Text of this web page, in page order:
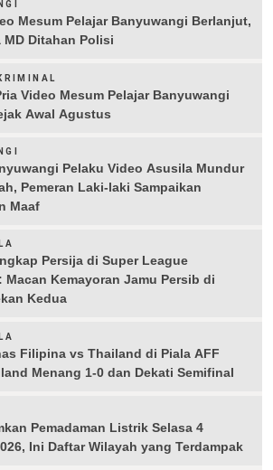
Mesum Pelajar Banyuwangi Berlanjut,
MD Ditahan Polisi
Video Mesum Pelajar Banyuwangi
Awal Agustus
Pelaku Video Asusila Mundur
Pemeran Laki-laki Sampaikan
Maaf
Persija di Super League
Macan Kemayoran Jamu Persib di
Kedua
Filipina vs Thailand di Piala AFF
Menang 1-0 dan Dekati Semifinal
Pemadaman Listrik Selasa 4
Ini Daftar Wilayah yang Terdampak